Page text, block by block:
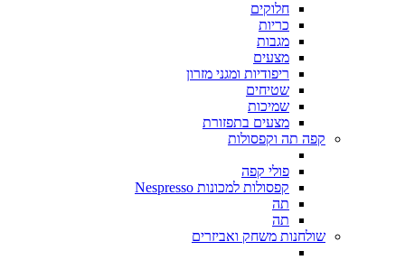
חלוקים
כריות
מגבות
מצעים
ריפודיות ומגני מזרון
שטיחים
שמיכות
מצעים בתפזורת
קפה תה וקפסולות
פולי קפה
קפסולות למכונות Nespresso
תה
תה
שולחנות משחק ואביזרים